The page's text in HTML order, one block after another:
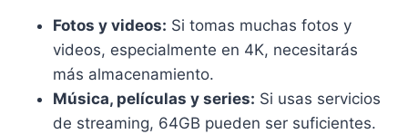
Fotos y videos: Si tomas muchas fotos y
videos, especialmente en 4K, necesitarás
más almacenamiento.
Música, películas y series: Si usas servicios
de streaming, 64GB pueden ser suficientes.